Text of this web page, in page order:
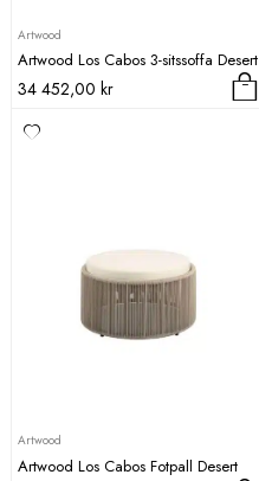
Artwood
Artwood Los Cabos 3-sitssoffa Desert
34 452,00 kr
Artwood
Artwood Los Cabos Fotpall Desert